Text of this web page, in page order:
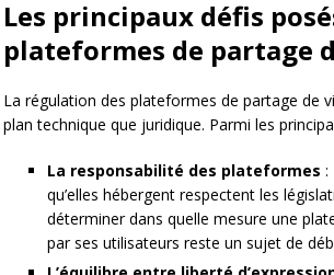
Les principaux défis
plateformes de partage
La régulation des plateformes de partage de
plan technique que juridique. Parmi les
La responsabilité des plateformes :
qu’elles hébergent respectent les
déterminer dans quelle mesure une
par ses utilisateurs reste un sujet de